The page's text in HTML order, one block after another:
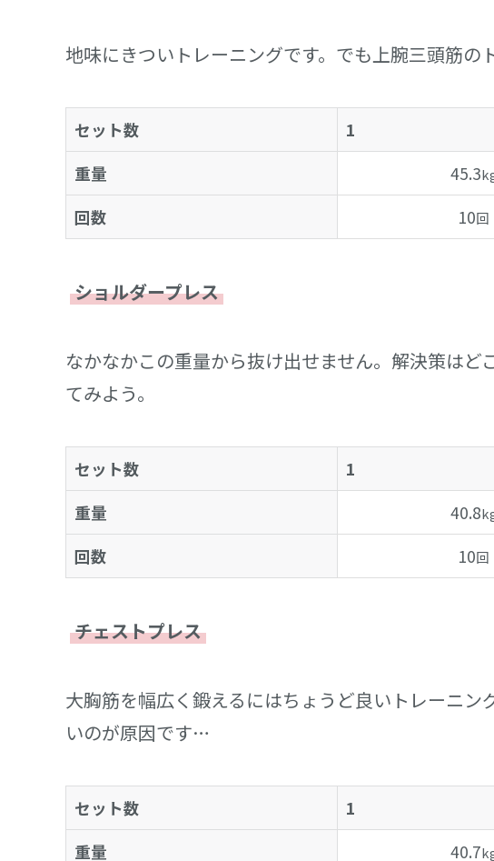
地味にきついトレーニングです。でも上腕三頭筋の
セット数 1
重量
45.3
回数 10回
ショルダープレス
なかなかこの重量から抜け出せません。解決策は
てみよう。
セット数 1
重量
40.8
回数 10回
チェストプレス
大胸筋を幅広く鍛えるにはちょうど良いトレーニ
いのが原因です…
セット数 1
重量
40.7